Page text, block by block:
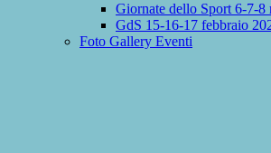
Giornate dello Sport 6-7-8
GdS 15-16-17 febbraio
Foto Gallery Eventi